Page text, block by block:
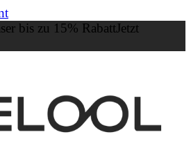
bis zu 15% RabattJetzt